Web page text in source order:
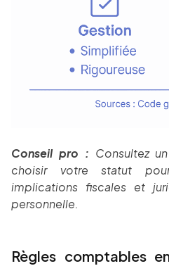
Conseil pro : Consultez
choisir votre statut
implications fiscales et
personnelle.
Règles comptables